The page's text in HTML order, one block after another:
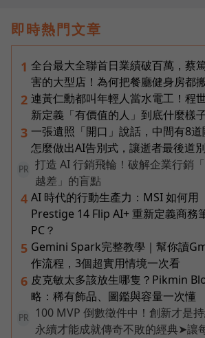
即時熱門文章
1 全台最大全聯首日業績破百萬，蔡
害的大型店！為何把餐廳健身房都
2 連黃仁勳都叫年輕人當水電工！程
新定義「有價值的人」到底什麼樣
3 一張遺照「開口」說話，中間有8
怎麼做出AI告別式，讓逝者最後道
PR
打造 AI 行銷飛輪！破解企業行銷
越差」的盲點
4 AI 時代的行動生產力：MSI 如何用
Prestige 14 Flip AI+ 重新定義商務
PC？
5 Gemini Spark完整教學｜幫你讀
作流程，3個超實用情境一次看
6 皮克敏太多該放生哪隻？Pikmin
略：稀有飾品、圖鑑與容量一次懂
PR
100 MVP 倒數徵件中！創新才是
永續才能成就傳奇不敗的經典➤讓